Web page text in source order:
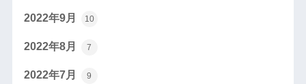
2022年9月 10
2022年8月 7
2022年7月 9